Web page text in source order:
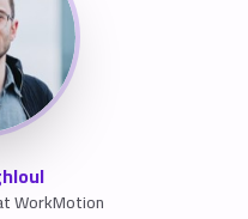
WorkMotion